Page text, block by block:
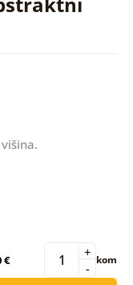
€ -
+ kom